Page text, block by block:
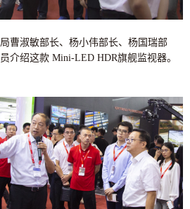
曹淑敏部长、杨小伟部长、杨国瑞部
介绍这款 Mini-LED HDR旗舰监视器。